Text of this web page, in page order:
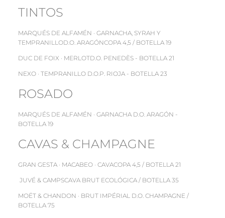
TINTOS
MARQUÉS DE ALFAMÉN · GARNACHA, SYRAH Y
TEMPRANILLOD.O. ARAGÓNCOPA 4,5 / BOTELLA 19
DUC DE FOIX · MERLOTD.O. PENEDÈS - BOTELLA 21
NEXO · TEMPRANILLO D.O.P. RIOJA - BOTELLA 23
ROSADO
MARQUÉS DE ALFAMÉN · GARNACHA D.O. ARAGÓN -
BOTELLA 19
CAVAS & CHAMPAGNE
GRAN GESTA · MACABEO · CAVACOPA 4,5 / BOTELLA 21
JUVÉ & CAMPSCAVA BRUT ECOLÓGICA / BOTELLA 35
MOËT & CHANDON · BRUT IMPÉRIAL D.O. CHAMPAGNE /
BOTELLA 75